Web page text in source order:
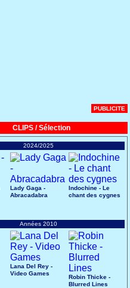
PUBLICITE
CLIPS / Sélection
2024/2025
Lady Gaga -
Abracadabra
Indochine - Le
chant des cygnes
Années 2010
Lana Del Rey -
Video Games
Robin Thicke -
Blurred Lines